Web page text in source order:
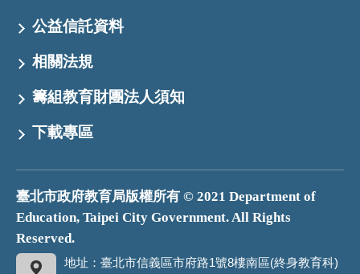
公益信託資料
相關法規
籌組教育財團法人須知
下載專區
臺北市政府教育局版權所有 © 2021 Department of
Education, Taipei City Government. All Rights
Reserved.
地址：臺北市信義區市府路1號8樓南區(終身教育科)